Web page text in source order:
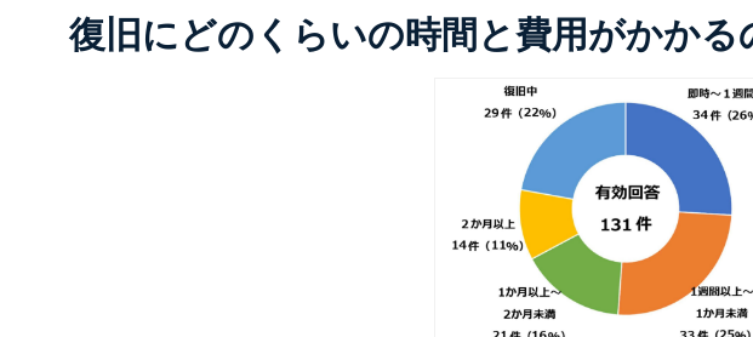
復旧にどのくらいの時間と費用がかかる